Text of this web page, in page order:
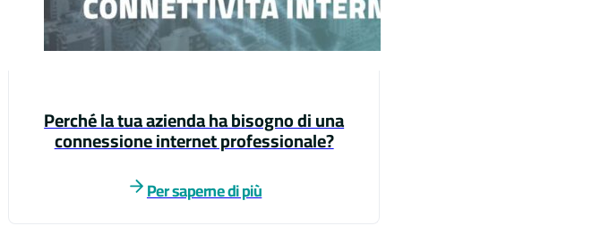
Perché la tua azienda ha bisogno di una
connessione internet professionale?
Per saperne di più